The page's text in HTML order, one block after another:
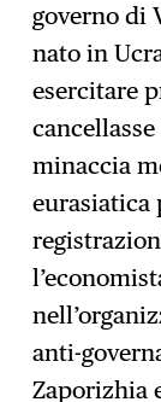
governo di
nato in
esercitare
minaccia
eurasiatica
anti-
Zaporizhia